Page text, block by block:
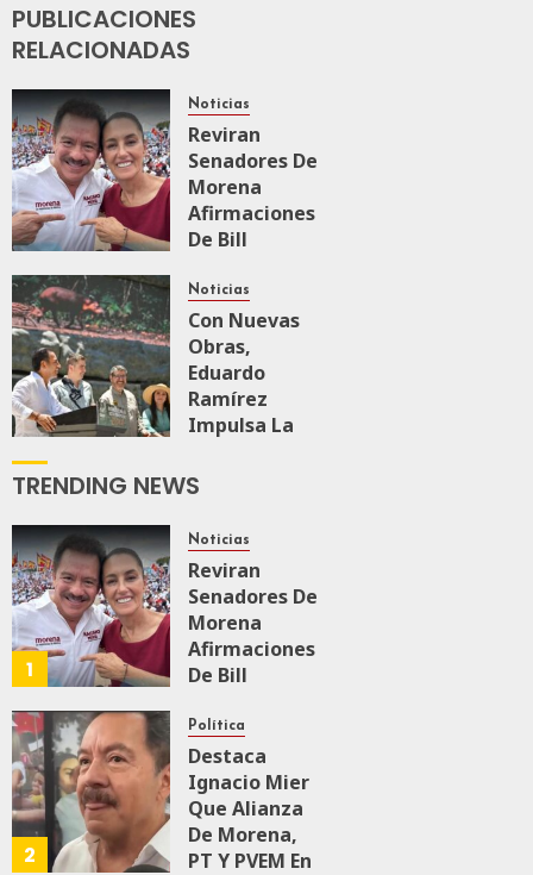
PUBLICACIONES
RELACIONADAS
Noticias
Reviran
Senadores De
Morena
Afirmaciones
De Bill
Rechazan
Intervencionismo
AGOSTO 8, 2026
0
40
Noticias
Con Nuevas
Obras,
Eduardo
Ramírez
Impulsa La
Integral Del
ZooMAT
JULIO 28, 2026
0
TRENDING NEWS
1
Noticias
Reviran
Senadores De
Morena
Afirmaciones
De Bill
Rechazan
Intervencionismo
AGOSTO 8, 2026
0
40
2
Política
Destaca
Ignacio Mier
Que Alianza
De Morena,
PT Y PVEM En